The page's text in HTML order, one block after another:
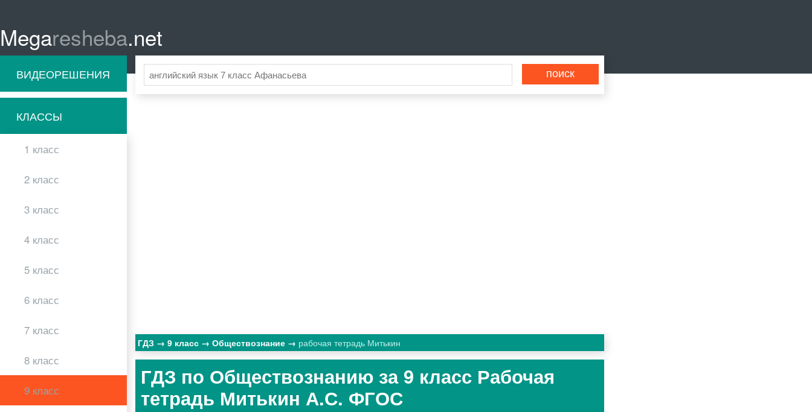
Megaresheba.net
ВИДЕОРЕШЕНИЯ
КЛАССЫ
1 класс
2 класс
3 класс
4 класс
5 класс
6 класс
7 класс
8 класс
9 класс
ГДЗ 9 класс Обществознание рабочая тетрадь Митькин
ГДЗ по Обществознанию за 9 класс Рабочая
тетрадь Митькин А.С. ФГОС